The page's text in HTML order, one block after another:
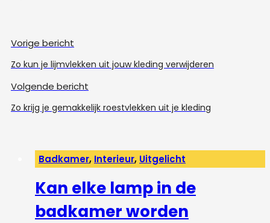
Vorige bericht
Zo kun je lijmvlekken uit jouw kleding verwijderen
Volgende bericht
Zo krijg je gemakkelijk roestvlekken uit je kleding
Badkamer, Interieur, Uitgelicht
Kan elke lamp in de
badkamer worden